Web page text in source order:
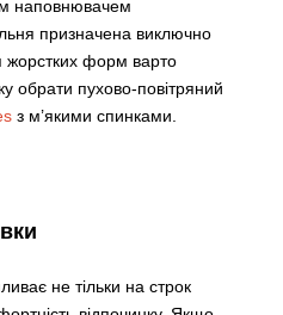
наповнювачем
призначена виключно
жорстких форм варто
обрати пухово-повітряний
з м’якими спинками.
не тільки на строк